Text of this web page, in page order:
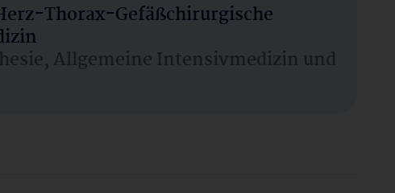
Thorax-Gefäßchirurgische
Allgemeine Intensivmedizin und